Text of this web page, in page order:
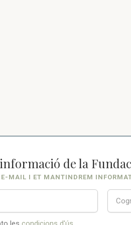
de la
E-MAIL I ET MANTINDREM